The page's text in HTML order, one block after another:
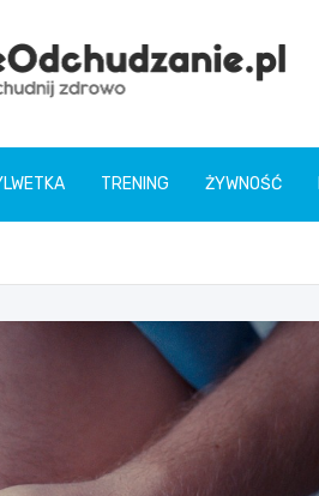
TRENING ŻYWNOŚĆ